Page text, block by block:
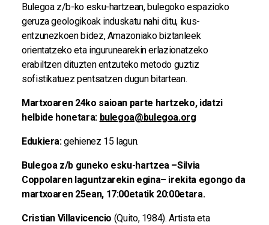
Bulegoa z/b-ko esku-hartzean, bulegoko espazioko
geruza geologikoak induskatu nahi ditu, ikus-
entzunezkoen bidez, Amazoniako biztanleek
orientatzeko eta ingurunearekin erlazionatzeko
erabiltzen dituzten entzuteko metodo guztiz
sofistikatuez pentsatzen dugun bitartean.
Martxoaren 24ko saioan parte hartzeko, idatzi
helbide honetara: bulegoa@bulegoa.org
Edukiera:gehienez 15 lagun.
Bulegoa z/b guneko esku-hartzea –Silvia
Coppolaren laguntzarekin egina– irekita egongo da
martxoaren 25ean, 17:00etatik 20:00etara.
Cristian Villavicencio (Quito, 1984). Artista eta